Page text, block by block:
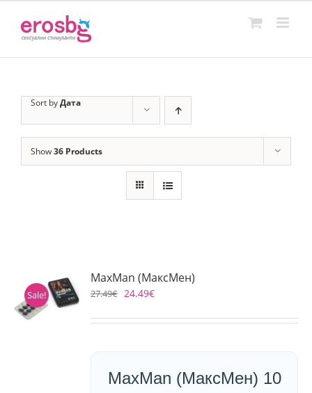
content
Sort byДата
Show36 Products
Sale!
MaxMan (МаксМен)
27.49€ 24.49€
MaxMan (МаксМен) 10